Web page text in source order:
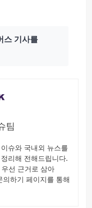
스 기사를
팀
슈와 국내외 뉴스를
리해 전해드립니다.
선 근거로 삼아
하기 페이지를 통해